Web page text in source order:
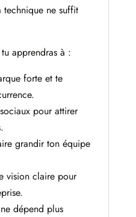
ne suffit
apprendras à :
forte et te
pour attirer
grandir ton équipe
vision claire pour
dépend plus